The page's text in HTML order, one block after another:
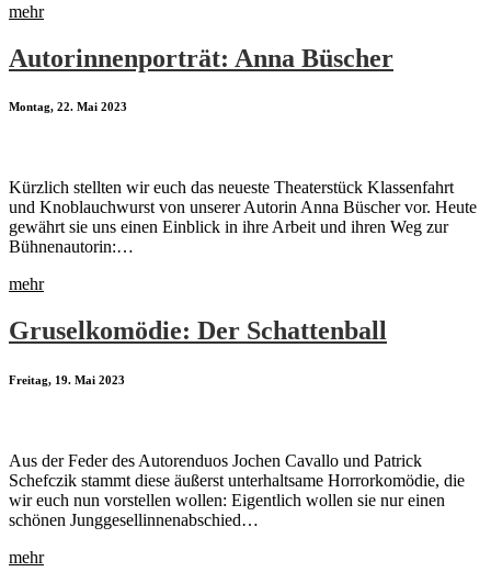
mehr
Autorinnenporträt: Anna Büscher
Montag, 22. Mai 2023
Kürzlich stellten wir euch das neueste Theaterstück Klassenfahrt
und Knoblauchwurst von unserer Autorin Anna Büscher vor. Heute
gewährt sie uns einen Einblick in ihre Arbeit und ihren Weg zur
Bühnenautorin:…
mehr
Gruselkomödie: Der Schattenball
Freitag, 19. Mai 2023
Aus der Feder des Autorenduos Jochen Cavallo und Patrick
Schefczik stammt diese äußerst unterhaltsame Horrorkomödie, die
wir euch nun vorstellen wollen: Eigentlich wollen sie nur einen
schönen Junggesellinnenabschied…
mehr